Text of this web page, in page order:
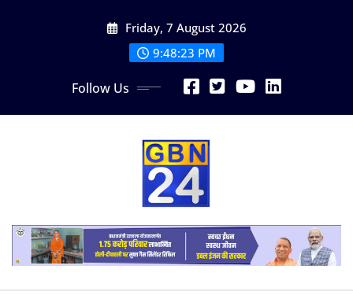
Friday, 7 August 2026
9:48:24 PM
Follow Us